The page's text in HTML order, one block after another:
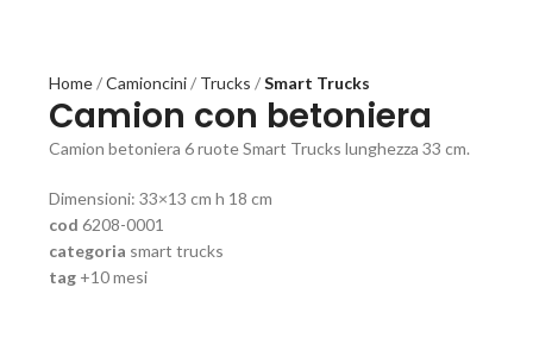
Home Camioncini Trucks Smart Trucks
Camion con betoniera
Camion betoniera 6 ruote Smart Trucks lunghezza 33 cm.
Dimensioni: 33×13 cm h 18 cm
cod6208-0001
categoria smart trucks
tag +10 mesi